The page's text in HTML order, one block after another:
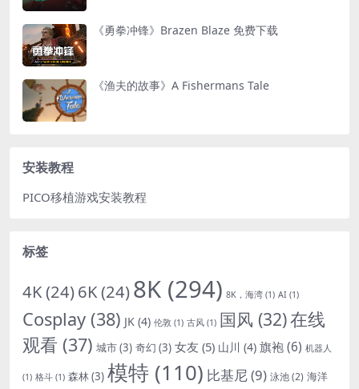
《勇拳冲锋》Brazen Blaze 免费下载
《渔夫的故事》A Fishermans Tale
安装教程
PICO移植游戏安装教程
标签
4K(24)6K(24)8K (294) 8K，海湾 (1) AI (1)
Cosplay (38) JK (4) 伦敦 (1) 古风 (1) 国风 (32)在线
观看 (37) 城市(3) 奇幻 (3) 女友 (5) 山川 (4) 旗袍(6) 机器人
(1) 格斗 (1) 森林(3) 模特 (110) 比基尼(9) 泳池(2) 海洋